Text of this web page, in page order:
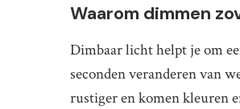
Waarom dimmen
Dimbaar licht helpt je om
seconden veranderen van
rustiger en komen kleuren